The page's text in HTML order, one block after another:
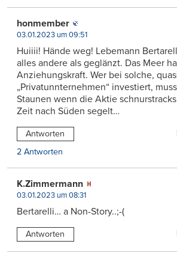
honmember
03.01.2023 um 09:51
Huiiii! Hände weg! Lebemann
alles andere als geglänzt. Das Meer
Anziehungskraft. Wer bei solche,
„Privatunnternehmen“ investiert,
Staunen wenn die Aktie
Zeit nach Süden segelt…
Antworten
2 Antworten
K.Zimmermann
03.01.2023 um 08:31
Bertarelli… a Non-Story..;-(
Antworten